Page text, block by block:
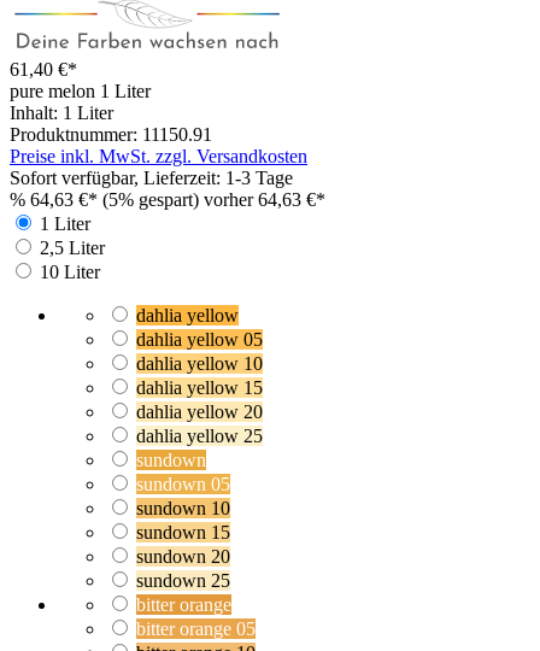
61,40 €*
pure melon 1 Liter
Inhalt: 1 Liter
Produktnummer: 11150.91
Preise inkl. MwSt. zzgl. Versandkosten
Sofort verfügbar, Lieferzeit: 1-3 Tage
% 64,63 €* (5% gespart) vorher 64,63 €*
1 Liter
2,5 Liter
10 Liter
dahlia yellow
dahlia yellow 05
dahlia yellow 10
dahlia yellow 15
dahlia yellow 20
dahlia yellow 25
sundown
sundown 05
sundown 10
sundown 15
sundown 20
sundown 25
bitter orange
bitter orange 05